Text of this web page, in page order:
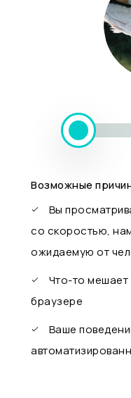
Возможные
Вы
со скоростью,
ожидаемую от
Что-то
браузере
Ваше